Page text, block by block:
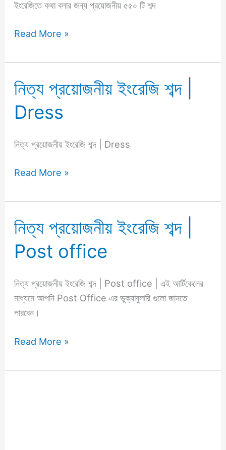
ইংরেজিতে কথা বলার জন্য প্রয়োজনীয় ৫৫০ টি শব্দ
প্রয়োজনীয়
Read More »
নিত্য প্রয়োজনীয় ইংরেজি শব্দ |
Dress
নিত্য প্রয়োজনীয় ইংরেজি শব্দ | Dress
নিত্য
প্রয়োজনীয়
ইংরেজি
|
Read More »
নিত্য প্রয়োজনীয় ইংরেজি শব্দ |
Post office
নিত্য প্রয়োজনীয় ইংরেজি শব্দ | Post office | এই আর্টিকেলের
মাধ্যমে আপনি Post Office এর ভুক্যাবুলারি গুলো জানতে
পারবেন।
নিত্য
প্রয়োজনীয়
ইংরেজি
|
Post
office
Read More »